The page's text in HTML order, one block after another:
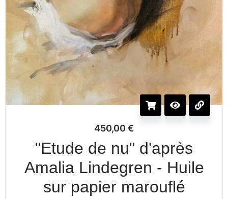
450,00 €
"Etude de nu" d'après
Amalia Lindegren - Huile
sur papier marouflé